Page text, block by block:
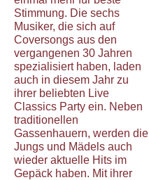
Stimmung. Die sechs
Musiker, die sich auf
Coversongs aus den
vergangenen 30 Jahren
spezialisiert haben, laden
auch in diesem Jahr zu
ihrer beliebten Live
Classics Party ein. Neben
traditionellen
Gassenhauern, werden die
Jungs und Mädels auch
wieder aktuelle Hits im
Gepäck haben. Mit ihrer